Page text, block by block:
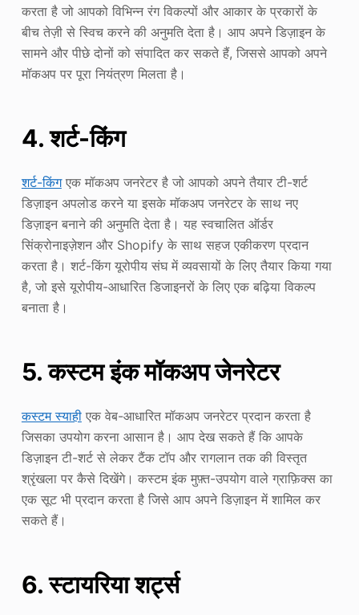
करता है जो आपको विभिन्न रंग विकल्पों और आकार के प्रकारों के
बीच तेज़ी से स्विच करने की अनुमति देता है। आप अपने डिज़ाइन के
सामने और पीछे दोनों को संपादित कर सकते हैं, जिससे आपको अपने
मॉकअप पर पूरा नियंत्रण मिलता है।
4. शर्ट-किंग
शर्ट-किंगएक मॉकअप जनरेटर है जो आपको अपने तैयार टी-शर्ट
डिज़ाइन अपलोड करने या इसके मॉकअप जनरेटर के साथ नए
डिज़ाइन बनाने की अनुमति देता है। यह स्वचालित ऑर्डर
सिंक्रोनाइज़ेशन और Shopify के साथ सहज एकीकरण प्रदान
करता है। शर्ट-किंग यूरोपीय संघ में व्यवसायों के लिए तैयार किया गया
है, जो इसे यूरोपीय-आधारित डिजाइनरों के लिए एक बढ़िया विकल्प
बनाता है।
5. कस्टम इंक मॉकअप जेनरेटर
कस्टम स्याहीएक वेब-आधारित मॉकअप जनरेटर प्रदान करता है
जिसका उपयोग करना आसान है। आप देख सकते हैं कि आपके
डिज़ाइन टी-शर्ट से लेकर टैंक टॉप और रागलान तक की विस्तृत
श्रृंखला पर कैसे दिखेंगे। कस्टम इंक मुफ़्त-उपयोग वाले ग्राफ़िक्स का
एक सूट भी प्रदान करता है जिसे आप अपने डिज़ाइन में शामिल कर
सकते हैं।
6. स्टायरिया शर्ट्स